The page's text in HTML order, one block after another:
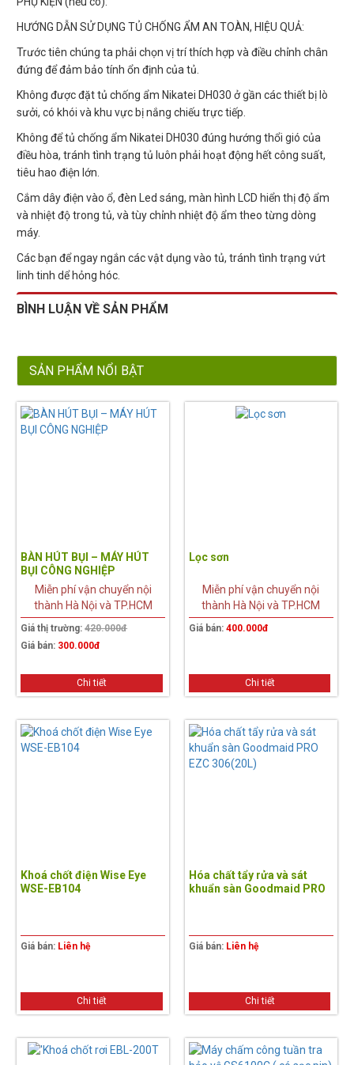
HƯỚNG DẪN SỬ DỤNG TỦ CHỐNG ẨM AN TOÀN, HIỆU QUẢ:
Trước tiên chúng ta phải chọn vị trí thích hợp và điều chỉnh chân
đứng để đảm bảo tính ổn định của tủ.
Không được đặt tủ chống ẩm Nikatei DH030 ở gần các thiết bị lò
sưởi, có khói và khu vực bị nắng chiếu trực tiếp.
Không để tủ chống ẩm Nikatei DH030 đúng hướng thổi gió của
điều hòa, tránh tình trạng tủ luôn phải hoạt động hết công suất,
tiêu hao điện lớn.
Cắm dây điện vào ổ, đèn Led sáng, màn hình LCD hiển thị độ ẩm
và nhiệt độ trong tủ, và tùy chỉnh nhiệt độ ẩm theo từng dòng
máy.
Các bạn để ngay ngắn các vật dụng vào tủ, tránh tình trạng vứt
linh tinh dể hỏng hóc.
BÌNH LUẬN VỀ SẢN PHẨM
SẢN PHẨM NỔI BẬT
BÀN HÚT BỤI – MÁY HÚT
BỤI CÔNG NGHIỆP
Miễn phí vận chuyển nội
thành Hà Nội và TP.HCM
Giá thị trường:420.000đ
Giá bán: 300.000đ
Chi tiết
Lọc sơn
Miễn phí vận chuyển nội
thành Hà Nội và TP.HCM
Giá bán: 400.000đ
Chi tiết
Khoá chốt điện Wise Eye
WSE-EB104
Giá bán: Liên hệ
Chi tiết
Hóa chất tẩy rửa và sát
khuẩn sàn Goodmaid PRO
Giá bán: Liên hệ
Chi tiết